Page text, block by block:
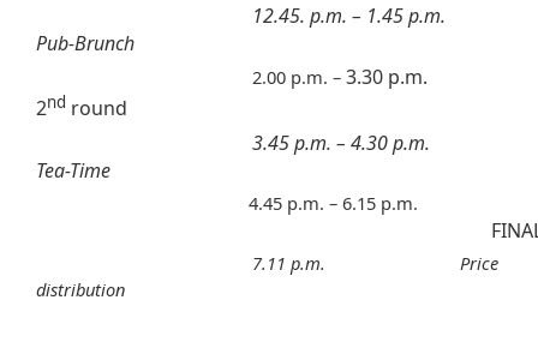
12.45. p.m. – 1.45 p.m.
Pub-Brunch
2.00 p.m. – 3.30 p.m.
2nd round
3.45 p.m. – 4.30 p.m.
Tea-Time
4.45 p.m. – 6.15 p.m.
7.11 p.m. Price
distribution